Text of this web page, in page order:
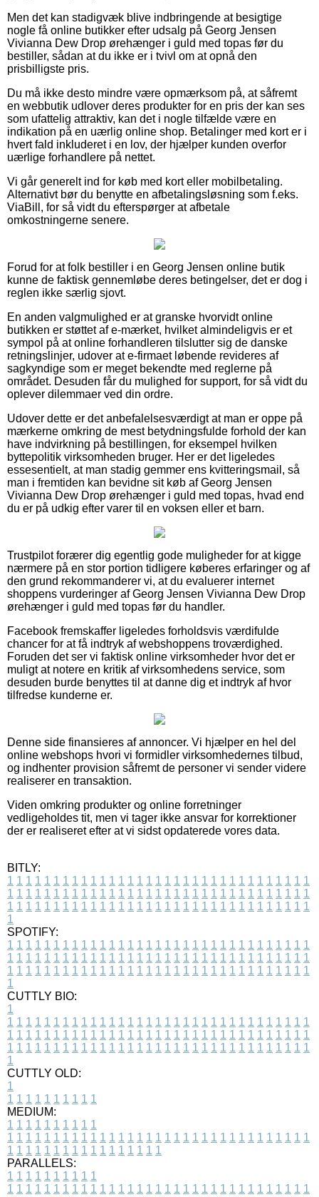
Men det kan stadigvæk blive indbringende at besigtige
nogle få online butikker efter udsalg på Georg Jensen
Vivianna Dew Drop ørehænger i guld med topas før du
bestiller, sådan at du ikke er i tvivl om at opnå den
prisbilligste pris.
Du må ikke desto mindre være opmærksom på, at såfremt
en webbutik udlover deres produkter for en pris der kan ses
som ufattelig attraktiv, kan det i nogle tilfælde være en
indikation på en uærlig online shop. Betalinger med kort er i
hvert fald inkluderet i en lov, der hjælper kunden overfor
uærlige forhandlere på nettet.
Vi går generelt ind for køb med kort eller mobilbetaling.
Alternativt bør du benytte en afbetalingsløsning som f.eks.
ViaBill, for så vidt du efterspørger at afbetale
omkostningerne senere.
Forud for at folk bestiller i en Georg Jensen online butik
kunne de faktisk gennemløbe deres betingelser, det er dog i
reglen ikke særlig sjovt.
En anden valgmulighed er at granske hvorvidt online
butikken er støttet af e-mærket, hvilket almindeligvis er et
sympol på at online forhandleren tilslutter sig de danske
retningslinjer, udover at e-firmaet løbende revideres af
sagkyndige som er meget bekendte med reglerne på
området. Desuden får du mulighed for support, for så vidt du
oplever dilemmaer ved din ordre.
Udover dette er det anbefalelsesværdigt at man er oppe på
mærkerne omkring de mest betydningsfulde forhold der kan
have indvirkning på bestillingen, for eksempel hvilken
byttepolitik virksomheden bruger. Her er det ligeledes
essesentielt, at man stadig gemmer ens kvitteringsmail, så
man i fremtiden kan bevidne sit køb af Georg Jensen
Vivianna Dew Drop ørehænger i guld med topas, hvad end
du er på udkig efter varer til en voksen eller et barn.
Trustpilot forærer dig egentlig gode muligheder for at kigge
nærmere på en stor portion tidligere køberes erfaringer og af
den grund rekommanderer vi, at du evaluerer internet
shoppens vurderinger af Georg Jensen Vivianna Dew Drop
ørehænger i guld med topas før du handler.
Facebook fremskaffer ligeledes forholdsvis værdifulde
chancer for at få indtryk af webshoppens troværdighed.
Foruden det ser vi faktisk online virksomheder hvor det er
muligt at notere en kritik af virksomhedens service, som
desuden burde benyttes til at danne dig et indtryk af hvor
tilfredse kunderne er.
Denne side finansieres af annoncer. Vi hjælper en hel del
online webshops hvori vi formidler virksomhedernes tilbud,
og indhenter provision såfremt de personer vi sender videre
realiserer en transaktion.
Viden omkring produkter og online forretninger
vedligeholdes tit, men vi tager ikke ansvar for korrektioner
der er realiseret efter at vi sidst opdaterede vores data.
BITLY:
1 1 1 1 1 1 1 1 1 1 1 1 1 1 1 1 1 1 1 1 1 1 1 1 1 1 1 1 1 1 1 1 1
1 1 1 1 1 1 1 1 1 1 1 1 1 1 1 1 1 1 1 1 1 1 1 1 1 1 1 1 1 1 1 1 1
1 1 1 1 1 1 1 1 1 1 1 1 1 1 1 1 1 1 1 1 1 1 1 1 1 1 1 1 1 1 1 1 1
1
SPOTIFY:
1 1 1 1 1 1 1 1 1 1 1 1 1 1 1 1 1 1 1 1 1 1 1 1 1 1 1 1 1 1 1 1 1
1 1 1 1 1 1 1 1 1 1 1 1 1 1 1 1 1 1 1 1 1 1 1 1 1 1 1 1 1 1 1 1 1
1 1 1 1 1 1 1 1 1 1 1 1 1 1 1 1 1 1 1 1 1 1 1 1 1 1 1 1 1 1 1 1 1
1
CUTTLY BIO:
1
1 1 1 1 1 1 1 1 1 1 1 1 1 1 1 1 1 1 1 1 1 1 1 1 1 1 1 1 1 1 1 1 1
1 1 1 1 1 1 1 1 1 1 1 1 1 1 1 1 1 1 1 1 1 1 1 1 1 1 1 1 1 1 1 1 1
1 1 1 1 1 1 1 1 1 1 1 1 1 1 1 1 1 1 1 1 1 1 1 1 1 1 1 1 1 1 1 1 1
1
CUTTLY OLD:
1
1 1 1 1 1 1 1 1 1 1
MEDIUM:
1 1 1 1 1 1 1 1 1 1
1 1 1 1 1 1 1 1 1 1 1 1 1 1 1 1 1 1 1 1 1 1 1 1 1 1 1 1 1 1 1 1 1
1 1 1 1 1 1 1 1 1 1 1 1 1 1 1 1 1
PARALLELS:
1 1 1 1 1 1 1 1 1 1
1 1 1 1 1 1 1 1 1 1 1 1 1 1 1 1 1 1 1 1 1 1 1 1 1 1 1 1 1 1 1 1 1